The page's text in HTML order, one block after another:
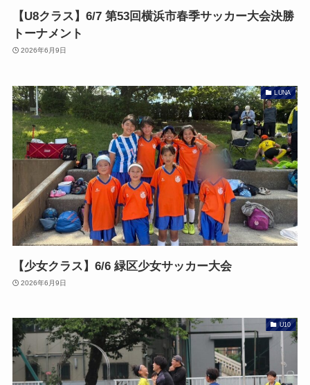
【U8クラス】6/7 第53回横浜市春季サッカー大会決勝
トーナメント
2026年6月9日
LUNA
【少女クラス】6/6 緑区少女サッカー大会
2026年6月9日
U10